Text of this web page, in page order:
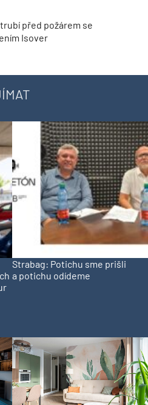
před požárem se
Isover
Strabag: Potichu sme prišli
a potichu odídeme